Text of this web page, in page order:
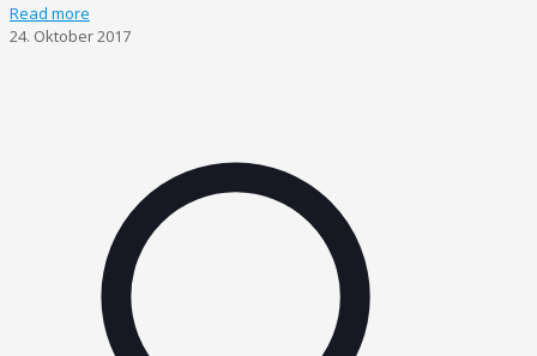
Read more
24. Oktober 2017